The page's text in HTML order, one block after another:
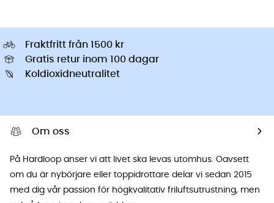
Fraktfritt från 1500 kr
Gratis retur inom 100 dagar
Koldioxidneutralitet
Om oss
På Hardloop anser vi att livet ska levas utomhus. Oavsett
om du är nybörjare eller toppidrottare delar vi sedan 2015
med dig vår passion för högkvalitativ friluftsutrustning, men